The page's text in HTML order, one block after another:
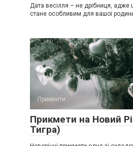
Дата весілля – не дрібниця, адже
стане особливим для вашої
Прикмети
Прикмети на Новий
Тигра)